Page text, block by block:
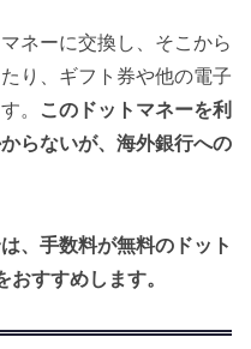
ネーに交換し、そこから
り、ギフト券や他の電子
。
このドットマネーを利
らないが、海外銀行への
、手数料が無料のドット
すすめします。